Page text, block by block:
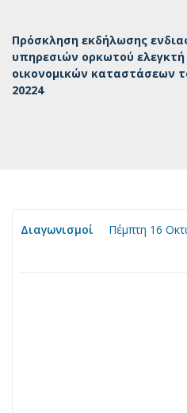
Πρόσκληση εκδήλωσης
υπηρεσιών ορκωτού
οικονομικών καταστάσεων
20224
Διαγωνισμοί Πέμπτη 16